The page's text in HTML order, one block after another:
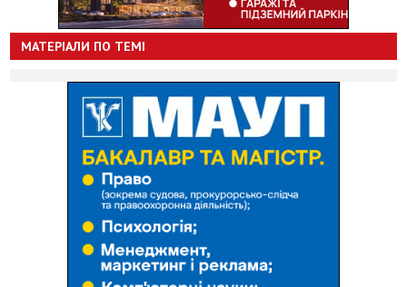
МАТЕРІАЛИ ПО ТЕМІ